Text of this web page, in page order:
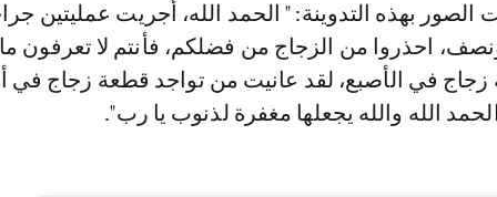
الصور بهذه التدوينة: " الحمد الله، أجريت عمليتين
احذروا من الزجاج من فضلكم، فأنتم لا تعرفون
زجاج في الأصبع، لقد عانيت من تواجد قطعة زجاج في
الله والله يجعلها مغفرة لذنوب يا رب".